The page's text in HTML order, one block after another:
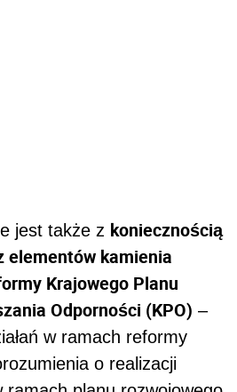
jest także z koniecznością
elementów kamienia
Krajowego Planu
Odporności (KPO) –
w ramach reformy
o realizacji